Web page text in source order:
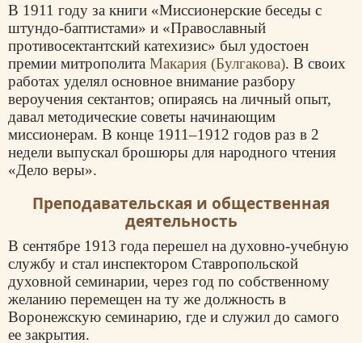
В 1911 году за книги «Миссионерские беседы с
штундо-баптистами» и «Православный
противосектантский катехизис» был удостоен
премии митрополита Макария (Булгакова). В своих
работах уделял основное внимание разбору
вероучения сектантов; опираясь на личный опыт,
давал методические советы начинающим
миссионерам. В конце 1911–1912 годов раз в 2
недели выпускал брошюры для народного чтения
«Дело веры».
Преподавательская и общественная
деятельность
В сентябре 1913 года перешел на духовно-учебную
службу и стал инспектором Ставропольской
духовной семинарии, через год по собственному
желанию перемещен на ту же должность в
Воронежскую семинарию, где и служил до самого
ее закрытия.